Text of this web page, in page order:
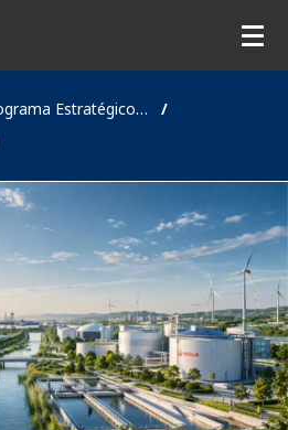
Programa Estratégico GreenUp 2024-2027